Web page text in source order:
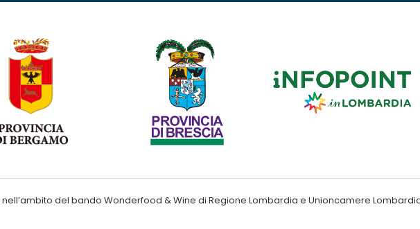
del bando Wonderfood & Wine di Regione Lombardia e Unioncamere